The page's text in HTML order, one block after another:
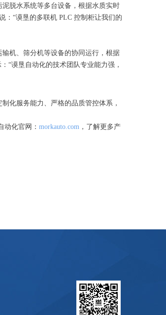
脱水系统等多台设备，根据水质实时
：“谟垦的多联机 PLC 控制柜让我们的
机、筛分机等设备的协同运行，根据
“谟垦自动化的技术团队专业能力强，
化服务能力、严格的品质管控体系，
动化官网： morkauto.com ，了解更多产